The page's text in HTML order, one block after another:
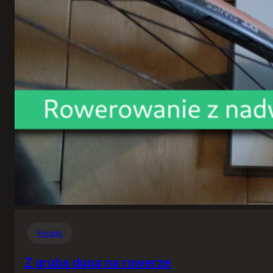
Porady
Z grubą dupą na rowerze